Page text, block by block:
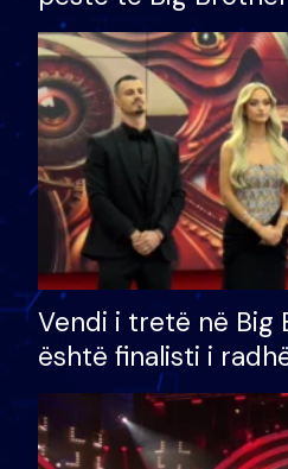
çmimin e madh
Vendi i tretë në Big
është finalisti i